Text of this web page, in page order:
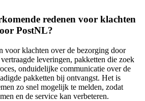
redenen voor klachten
PostNL?
voor klachten over de bezorging door
leveringen, pakketten die zoek
onduidelijke communicatie over de
pakketten bij ontvangst. Het is
zo snel mogelijk te melden, zodat
en de service kan verbeteren.